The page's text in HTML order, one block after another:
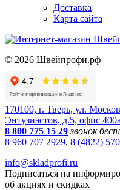
Доставка
Карта сайта
© 2026 Швейпрофи.рф
170100, г. Тверь, ул.
Энтузиастов, д.5, офис 400а
8 800 775 15 29 звонок
8 960 707 2929, 8 (4822)
info@skladprofi.ru
Подписаться на
об акциях и скидках